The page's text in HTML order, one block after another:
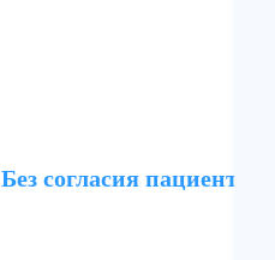
Без согласия пациента